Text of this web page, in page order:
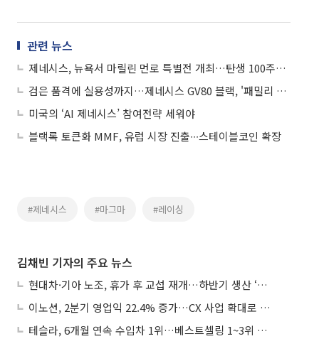
관련 뉴스
제네시스, 뉴욕서 마릴린 먼로 특별전 개최…탄생 100주년 재조명
검은 품격에 실용성까지…제네시스 GV80 블랙, '패밀리 럭셔리 SUV'의 정석
미국의 ‘AI 제네시스’ 참여전략 세워야
블랙록 토큰화 MMF, 유럽 시장 진출∙∙∙스테이블코인 확장
#제네시스 #마그마 #레이싱
김채빈 기자의 주요 뉴스
현대차·기아 노조, 휴가 후 교섭 재개…하반기 생산 ‘분수령’
이노션, 2분기 영업익 22.4% 증가…CX 사업 확대로 성장세 지속
테슬라, 6개월 연속 수입차 1위…베스트셀링 1~3위 싹쓸이